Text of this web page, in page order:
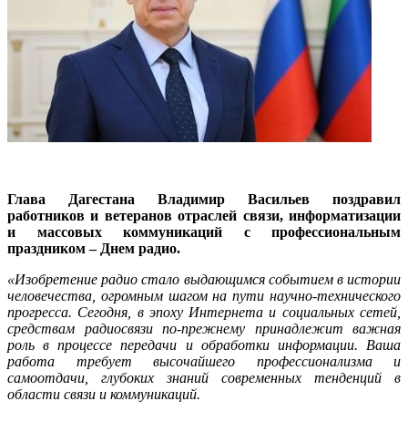
Глава Дагестана Владимир Васильев поздравил
работников и ветеранов отраслей связи, информатизации
и массовых коммуникаций с профессиональным
праздником – Днем радио.
«Изобретение радио стало выдающимся событием в истории
человечества, огромным шагом на пути научно-технического
прогресса. Сегодня, в эпоху Интернета и социальных сетей,
средствам радиосвязи по-прежнему принадлежит важная
роль в процессе передачи и обработки информации. Ваша
работа требует высочайшего профессионализма и
самоотдачи, глубоких знаний современных тенденций в
области связи и коммуникаций.